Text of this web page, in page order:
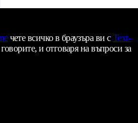
чете всичко в браузъра ви сText-
и отговаря на въпроси за